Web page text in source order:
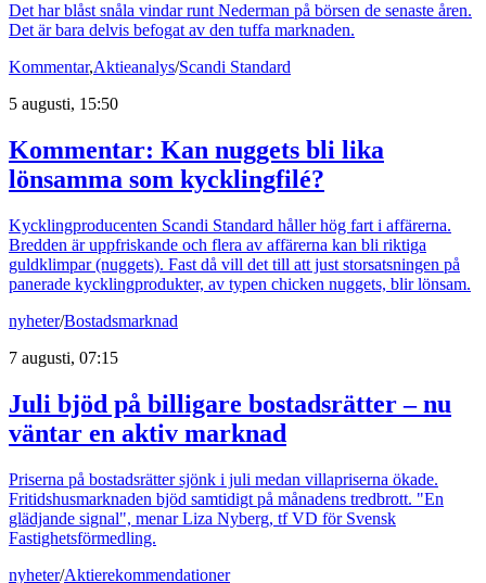
Det har blåst snåla vindar runt Nederman på börsen de senaste åren.
Det är bara delvis befogat av den tuffa marknaden.
Kommentar,Aktieanalys/Scandi Standard
5 augusti, 15:50
Kommentar: Kan nuggets bli lika
lönsamma som kycklingfilé?
Kycklingproducenten Scandi Standard håller hög fart i affärerna.
Bredden är uppfriskande och flera av affärerna kan bli riktiga
guldklimpar (nuggets). Fast då vill det till att just storsatsningen på
panerade kycklingprodukter, av typen chicken nuggets, blir lönsam.
nyheter/Bostadsmarknad
7 augusti, 07:15
Juli bjöd på billigare bostadsrätter – nu
väntar en aktiv marknad
Priserna på bostadsrätter sjönk i juli medan villapriserna ökade.
Fritidshusmarknaden bjöd samtidigt på månadens tredbrott. "En
glädjande signal", menar Liza Nyberg, tf VD för Svensk
Fastighetsförmedling.
nyheter/Aktierekommendationer